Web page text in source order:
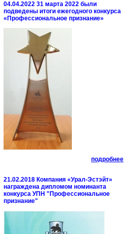
04.04.2022 31 марта 2022 были
подведены итоги ежегодного конкурса
«Профессиональное признание»
подробнее
21.02.2018 Компания «Урал-Эстэйт»
награждена дипломом номинанта
конкурса УПН "Профессиональное
признание"